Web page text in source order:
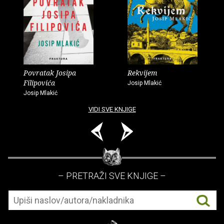
Povratak Josipa
Filipovića
Josip Mlakić
Rekvijem
Josip Mlakić
VIDI SVE KNJIGE
– PRETRAŽI SVE KNJIGE –